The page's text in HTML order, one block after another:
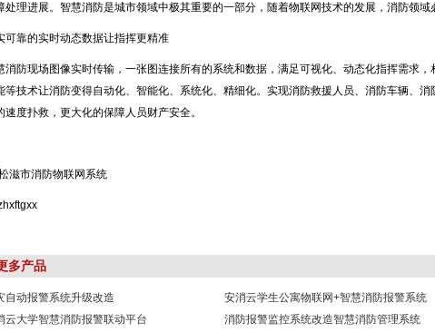
处理进展。智慧消防是城市领域中极其重要的一部分，随着物联网技术的发展，消防领域
可靠的实时动态数据让指挥更精准
消防现场图像实时传输，一张图连接所有的系统和数据，满足可视化、动态化指挥需求
等技术让消防变得自动化、智能化、系统化、精细化。实现消防救援人员、消防车辆、
速度扑救，更大化的保障人员财产安全。
多产品
自动报警系统升级改造 安消云学生公寓物联网+智慧消防报警系统
云大学智慧消防报警联动平台
消防报警监控系统改造智慧消防管理系统